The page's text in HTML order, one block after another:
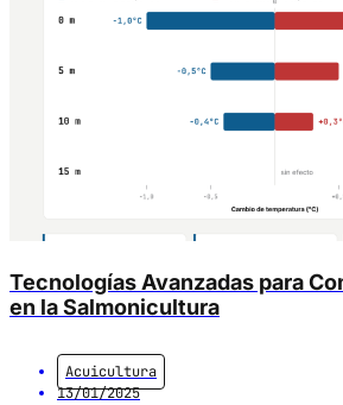
Tecnologías Avanzadas para
en la Salmonicultura
Acuicultura
13/01/2025